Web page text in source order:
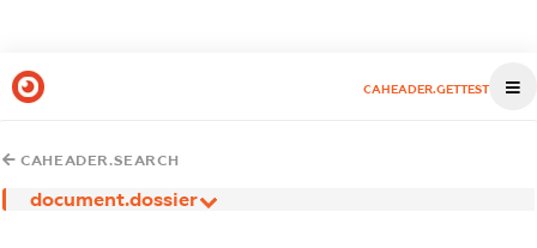
CAHEADER.GETTEST
CAHEADER.SEARCH
document.dossier